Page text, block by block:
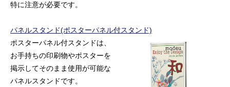
特に注意が必要です。
パネルスタンド(ポスターパネル付スタンド)
ポスターパネル付スタンドは、
お手持ちの印刷物やポスターを
掲示してそのまま使用が可能な
パネルスタンドです。